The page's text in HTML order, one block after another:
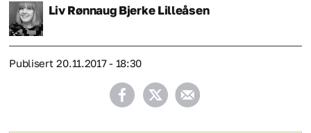
Liv Rønnaug Bjerke Lilleåsen
Publisert 20.11.2017 - 18:30